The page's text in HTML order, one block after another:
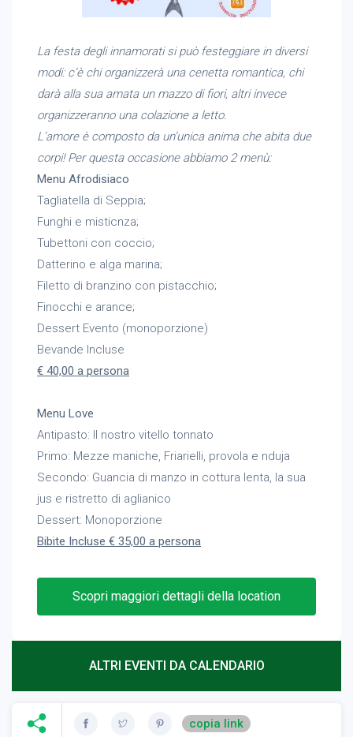
La festa degli innamorati si può festeggiare in diversi
modi: c’è chi organizzerà una cenetta romantica, chi
darà alla sua amata un mazzo di fiori, altri invece
organizzeranno una colazione a letto.
L’amore è composto da un’unica anima che abita due
corpi!Per questa occasione abbiamo 2 menù:
Menu Afrodisiaco
Tagliatella di Seppia;
Funghi e misticnza;
Tubettoni con coccio;
Datterino e alga marina;
Filetto di branzino con pistacchio;
Finocchi e arance;
Dessert Evento (monoporzione)
Bevande Incluse
€ 40,00 a persona
Menu Love
Antipasto: Il nostro vitello tonnato
Primo: Mezze maniche, Friarielli, provola e nduja
Secondo: Guancia di manzo in cottura lenta, la sua
jus e ristretto di aglianico
Dessert: Monoporzione
Bibite Incluse € 35,00 a persona
Scopri maggiori dettagli della location
ALTRI EVENTI DA CALENDARIO
copia link